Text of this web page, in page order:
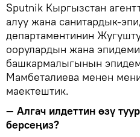
Sputnik Кыргызстан
алуу жана санитардык-
департаментинин
оорулардын жана
башкармалыгынын
Мамбеталиева менен
маектештик.
— Алгач илдеттин өзү
берсеңиз?